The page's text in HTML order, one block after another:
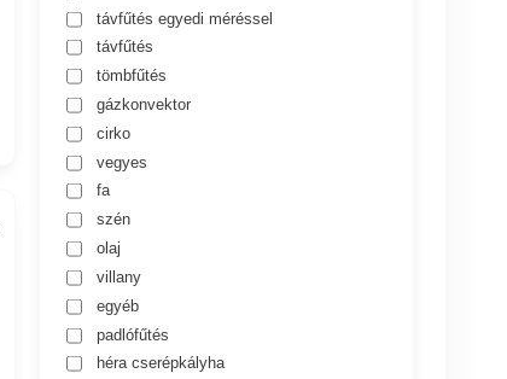
távfűtés egyedi méréssel
távfűtés
tömbfűtés
gázkonvektor
cirko
vegyes
fa
szén
olaj
villany
egyéb
padlófűtés
héra cserépkályha